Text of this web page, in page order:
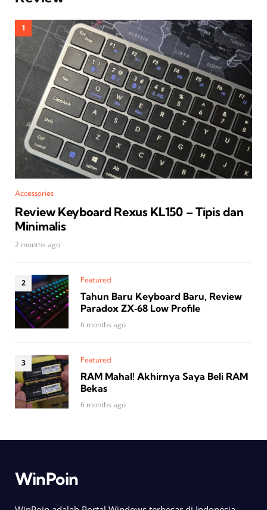
Accessories
Review Keyboard Rexus KL150 – Tipis dan
Minimalis
2 months ago
Featured
Tahun Baru Keyboard Baru, Review
Paradox ZX‑68 Low Profile
6 months ago
Featured
RAM Mahal! Akhirnya Saya Beli RAM
Bekas
6 months ago
WinPoin